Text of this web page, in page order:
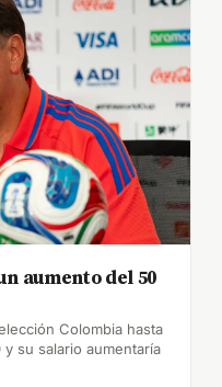
aumento del 50
Colombia hasta
su salario aumentaría